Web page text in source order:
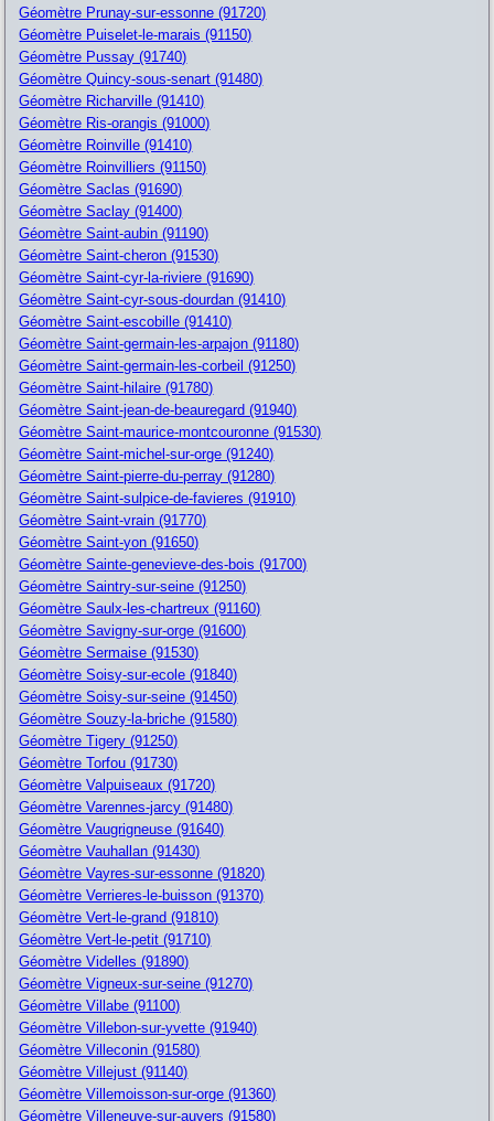
Géomètre Prunay-sur-essonne (91720)
Géomètre Puiselet-le-marais (91150)
Géomètre Pussay (91740)
Géomètre Quincy-sous-senart (91480)
Géomètre Richarville (91410)
Géomètre Ris-orangis (91000)
Géomètre Roinville (91410)
Géomètre Roinvilliers (91150)
Géomètre Saclas (91690)
Géomètre Saclay (91400)
Géomètre Saint-aubin (91190)
Géomètre Saint-cheron (91530)
Géomètre Saint-cyr-la-riviere (91690)
Géomètre Saint-cyr-sous-dourdan (91410)
Géomètre Saint-escobille (91410)
Géomètre Saint-germain-les-arpajon (91180)
Géomètre Saint-germain-les-corbeil (91250)
Géomètre Saint-hilaire (91780)
Géomètre Saint-jean-de-beauregard (91940)
Géomètre Saint-maurice-montcouronne (91530)
Géomètre Saint-michel-sur-orge (91240)
Géomètre Saint-pierre-du-perray (91280)
Géomètre Saint-sulpice-de-favieres (91910)
Géomètre Saint-vrain (91770)
Géomètre Saint-yon (91650)
Géomètre Sainte-genevieve-des-bois (91700)
Géomètre Saintry-sur-seine (91250)
Géomètre Saulx-les-chartreux (91160)
Géomètre Savigny-sur-orge (91600)
Géomètre Sermaise (91530)
Géomètre Soisy-sur-ecole (91840)
Géomètre Soisy-sur-seine (91450)
Géomètre Souzy-la-briche (91580)
Géomètre Tigery (91250)
Géomètre Torfou (91730)
Géomètre Valpuiseaux (91720)
Géomètre Varennes-jarcy (91480)
Géomètre Vaugrigneuse (91640)
Géomètre Vauhallan (91430)
Géomètre Vayres-sur-essonne (91820)
Géomètre Verrieres-le-buisson (91370)
Géomètre Vert-le-grand (91810)
Géomètre Vert-le-petit (91710)
Géomètre Videlles (91890)
Géomètre Vigneux-sur-seine (91270)
Géomètre Villabe (91100)
Géomètre Villebon-sur-yvette (91940)
Géomètre Villeconin (91580)
Géomètre Villejust (91140)
Géomètre Villemoisson-sur-orge (91360)
Géomètre Villeneuve-sur-auvers (91580)